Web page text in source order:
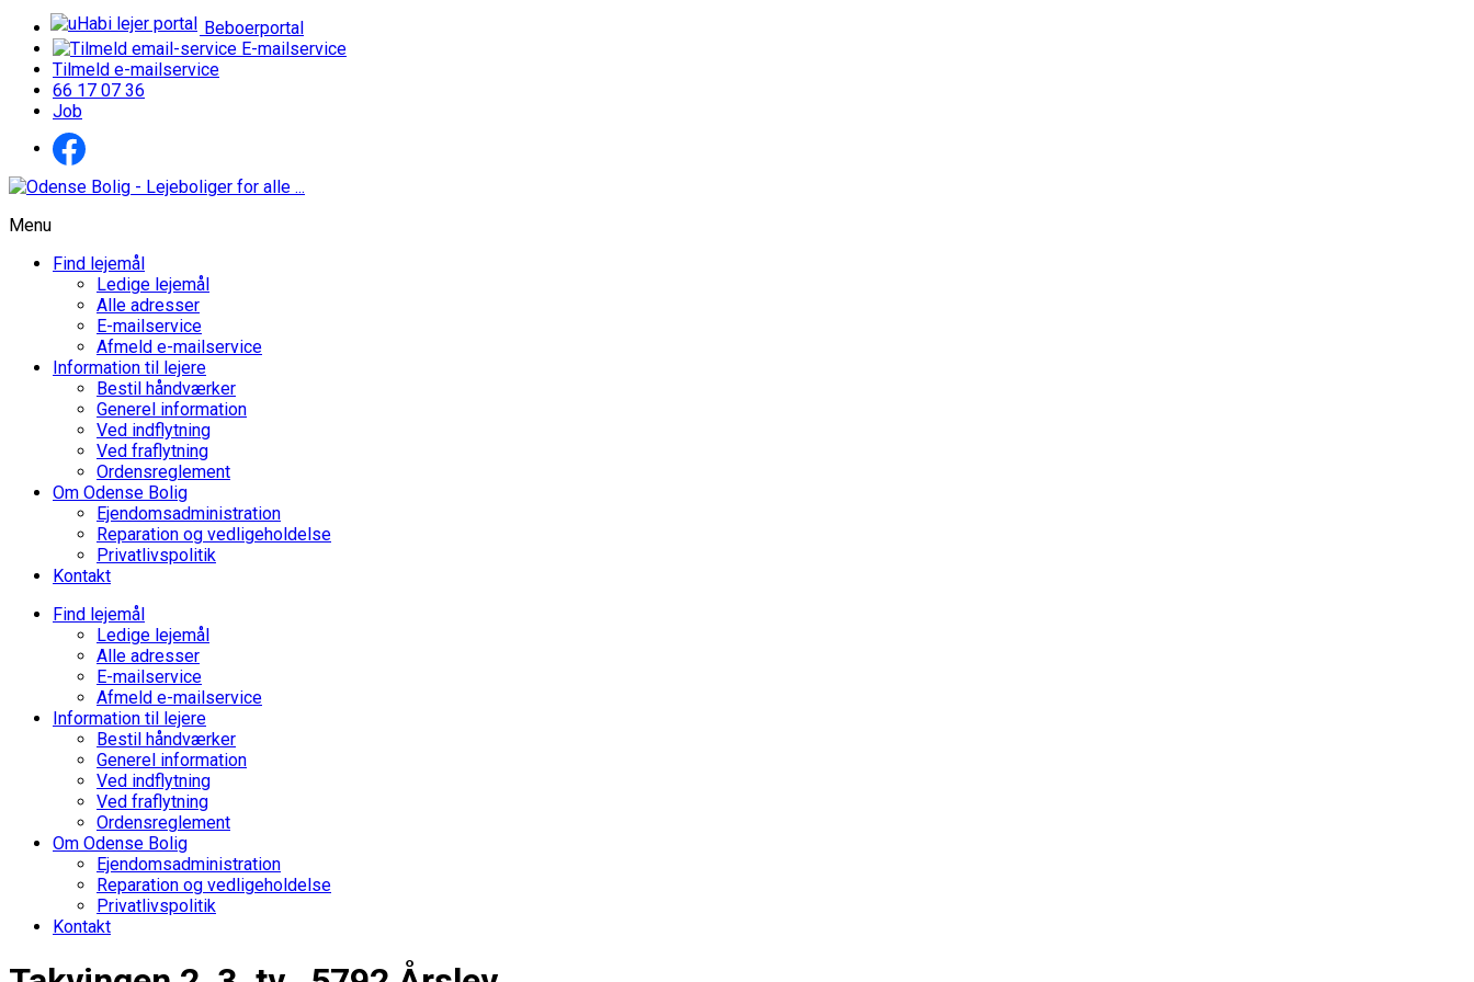
Beboerportal
E-mailservice
Tilmeld e-mailservice
66 17 07 36
Job
Menu
Find lejemål
Ledige lejemål
Alle adresser
E-mailservice
Afmeld e-mailservice
Information til lejere
Bestil håndværker
Generel information
Ved indflytning
Ved fraflytning
Ordensreglement
Om Odense Bolig
Ejendomsadministration
Reparation og vedligeholdelse
Privatlivspolitik
Kontakt
Find lejemål
Ledige lejemål
Alle adresser
E-mailservice
Afmeld e-mailservice
Information til lejere
Bestil håndværker
Generel information
Ved indflytning
Ved fraflytning
Ordensreglement
Om Odense Bolig
Ejendomsadministration
Reparation og vedligeholdelse
Privatlivspolitik
Kontakt